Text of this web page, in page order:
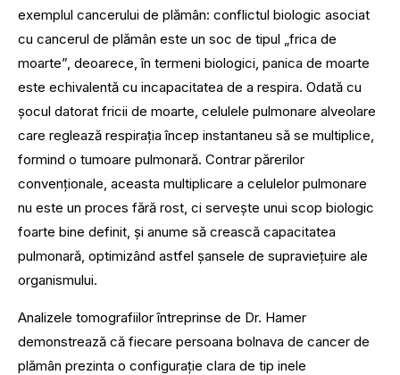
exemplul cancerului de plămân: conflictul biologic asociat
cu cancerul de plămân este un soc de tipul „frica de
moarte”, deoarece, în termeni biologici, panica de moarte
este echivalentă cu incapacitatea de a respira. Odată cu
șocul datorat fricii de moarte, celulele pulmonare alveolare
care reglează respirația încep instantaneu să se multiplice,
formind o tumoare pulmonară. Contrar părerilor
convenționale, aceasta multiplicare a celulelor pulmonare
nu este un proces fără rost, ci servește unui scop biologic
foarte bine definit, și anume să crească capacitatea
pulmonară, optimizând astfel șansele de supraviețuire ale
organismului.
Analizele tomografiilor întreprinse de Dr. Hamer
demonstrează că fiecare persoana bolnava de cancer de
plămân prezinta o configurație clara de tip inele